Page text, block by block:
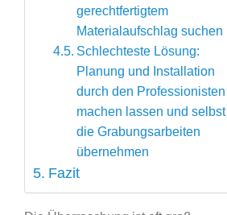
gerechtfertigtem
Materialaufschlag suchen
Schlechteste Lösung:
Planung und Installation
durch den Professionisten
machen lassen und selbst
die Grabungsarbeiten
übernehmen
Fazit